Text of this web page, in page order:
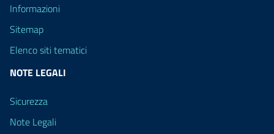
Informazioni
Sitemap
Elenco siti tematici
NOTE LEGALI
Sicurezza
Note Legali